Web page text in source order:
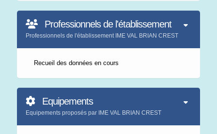
Professionnels de l'établissement
Professionnels de l'établissement IME VAL BRIAN CREST
Recueil des données en cours
Equipements
Equipements proposés par IME VAL BRIAN CREST